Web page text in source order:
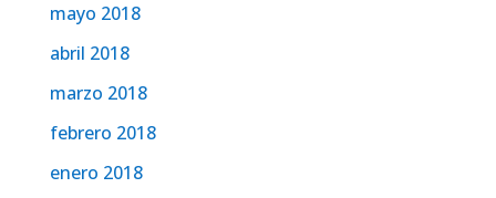
mayo 2018
abril 2018
marzo 2018
febrero 2018
enero 2018